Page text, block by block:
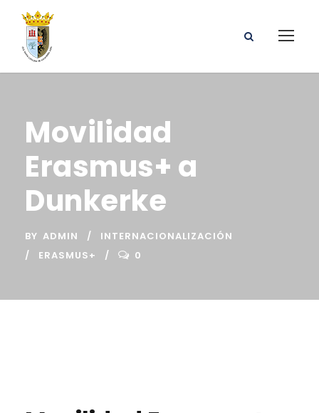
Movilidad
Erasmus+ a
Dunkerke
BY ADMIN
INTERNACIONALIZACIÓN
ERASMUS+
0